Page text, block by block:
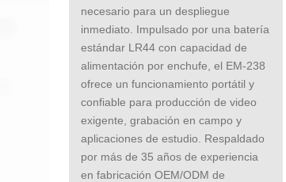
necesario para un despliegue
inmediato. Impulsado por una batería
estándar LR44 con capacidad de
alimentación por enchufe, el EM-238
ofrece un funcionamiento portátil y
confiable para producción de video
exigente, grabación en campo y
aplicaciones de estudio. Respaldado
por más de 35 años de experiencia
en fabricación OEM/ODM de